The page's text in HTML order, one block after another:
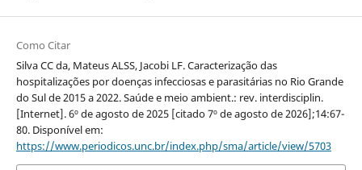
Como Citar
Silva CC da, Mateus ALSS, Jacobi LF. Caracterização das
hospitalizações por doenças infecciosas e parasitárias no Rio Grande
do Sul de 2015 a 2022. Saúde e meio ambient.: rev. interdisciplin.
[Internet]. 6º de agosto de 2025 [citado 7º de agosto de 2026];14:67-
80. Disponível em:
https://www.periodicos.unc.br/index.php/sma/article/view/5703